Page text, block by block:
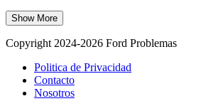
Show More
Copyright 2024-2026 Ford Problemas
Politica de Privacidad
Contacto
Nosotros